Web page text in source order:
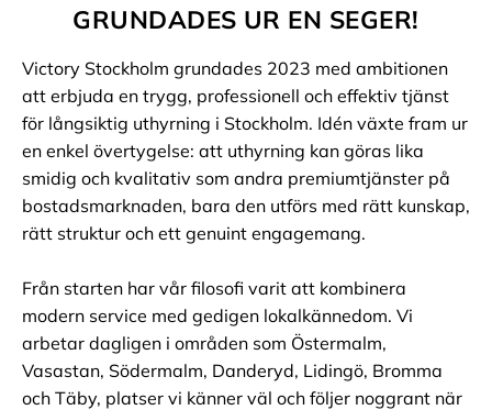
GRUNDADES UR EN SEGER!
Victory Stockholm grundades 2023 med ambitionen
att erbjuda en trygg, professionell och effektiv tjänst
för långsiktig uthyrning i Stockholm. Idén växte fram ur
en enkel övertygelse: att uthyrning kan göras lika
smidig och kvalitativ som andra premiumtjänster på
bostadsmarknaden, bara den utförs med rätt kunskap,
rätt struktur och ett genuint engagemang.
Från starten har vår filosofi varit att kombinera
modern service med gedigen lokalkännedom. Vi
arbetar dagligen i områden som Östermalm,
Vasastan, Södermalm, Danderyd, Lidingö, Bromma
och Täby, platser vi känner väl och följer noggrant när